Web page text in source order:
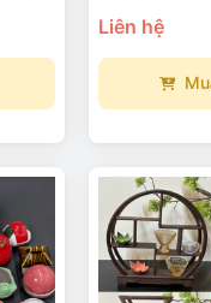
Liên hệ
phẩm
này
có
nhiều
biến
thể.